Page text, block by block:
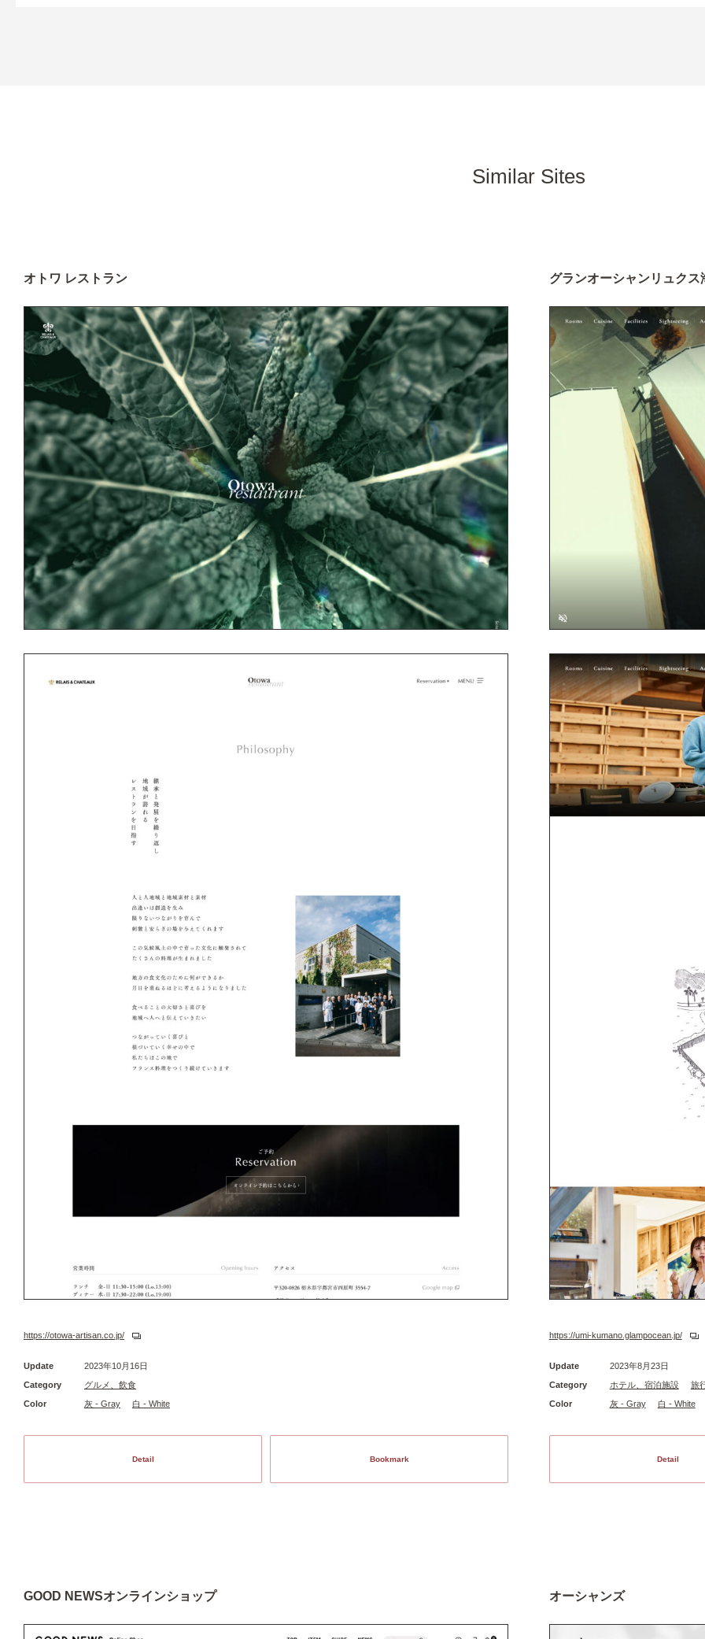
Similar Sites
オトワ レストラン
https://otowa-artisan.co.jp/
Update
2023年10月16日
Category
グルメ、飲食
Color
灰 - Gray 白 - White
Detail Bookmark
グランオーシャンリュクス
https://umi-kumano.glampocean.jp/
Update
2023年8月23日
Category
ホテル、宿泊施設
旅
Color
灰 - Gray 白 - White
Detail
GOOD NEWSオンラインショップ オーシャンズ